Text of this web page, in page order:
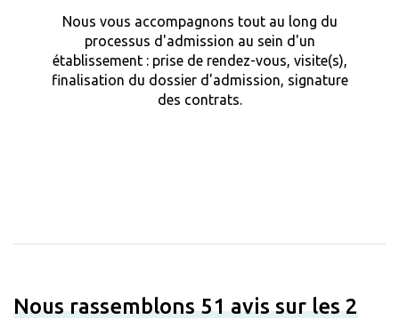
Nous vous accompagnons tout au long du
processus d'admission au sein d'un
établissement : prise de rendez-vous, visite(s),
finalisation du dossier d'admission, signature
des contrats.
Nous rassemblons 51 avis sur les 2